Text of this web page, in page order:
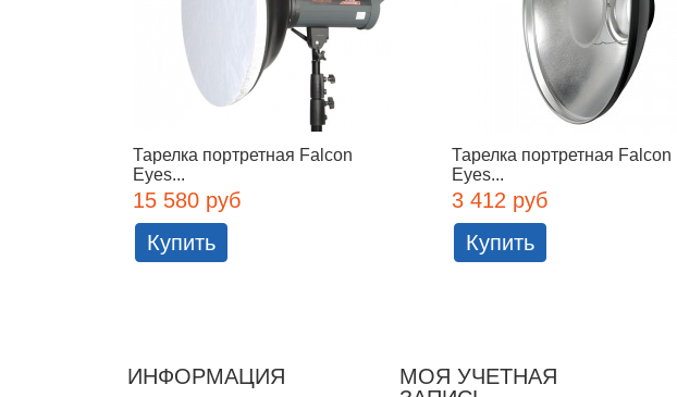
Тарелка портретная Falcon
Eyes...
15 580 руб
Купить
Тарелка портретная Falcon
Eyes...
3 412 руб
Купить
ИНФОРМАЦИЯ
МОЯ УЧЕТНАЯ